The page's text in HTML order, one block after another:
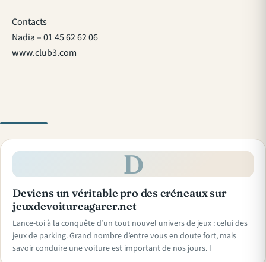
Contacts
Nadia – 01 45 62 62 06
www.club3.com
D
Deviens un véritable pro des créneaux sur
jeuxdevoitureagarer.net
Lance-toi à la conquête d’un tout nouvel univers de jeux : celui des
jeux de parking. Grand nombre d’entre vous en doute fort, mais
savoir conduire une voiture est important de nos jours. I